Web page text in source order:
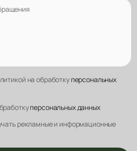
на обработку персональных
персональных данных
рекламные и информационные